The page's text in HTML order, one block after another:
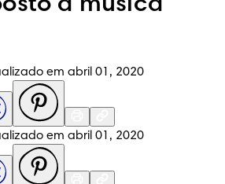
a música
em abril 01, 2020
em abril 01, 2020